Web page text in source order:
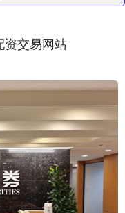
资交易网站